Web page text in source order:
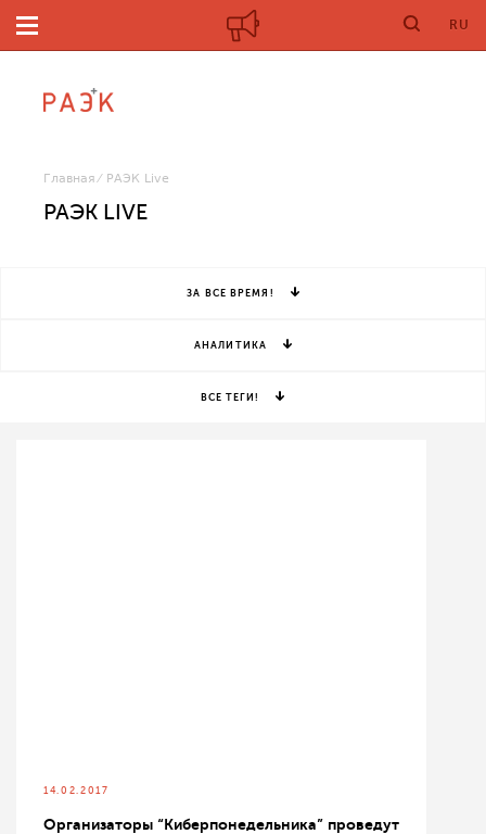
RU
Главная РАЭК Live
РАЭК LIVE
ЗА ВСЕ ВРЕМЯ!
АНАЛИТИКА
ВСЕ ТЕГИ!
14.02.2017
Организаторы “Киберпонедельника” проведут